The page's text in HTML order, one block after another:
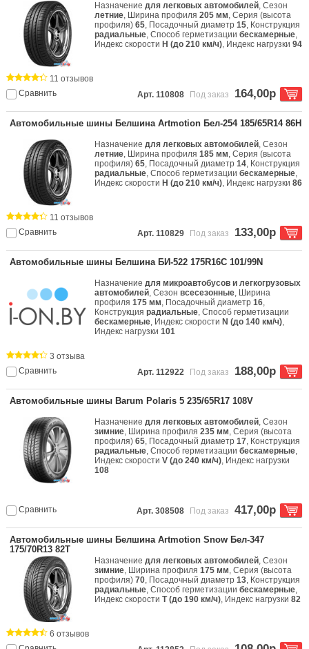
Назначениедля легковых автомобилей, Сезон
летние, Ширина профиля205 мм, Серия (высота
профиля)65, Посадочный диаметр15, Конструкция
радиальные, Способ герметизациибескамерные,
Индекс скорости H (до 210 км/ч), Индекс нагрузки94
Сравнить
11 отзывов
Арт. 110808
Под заказ 164,00р
Автомобильные шины Белшина Artmotion Бел-254 185/65R14 86H
Назначениедля легковых автомобилей, Сезон
летние, Ширина профиля185 мм, Серия (высота
профиля)65, Посадочный диаметр14, Конструкция
радиальные, Способ герметизациибескамерные,
Индекс скорости H (до 210 км/ч), Индекс нагрузки86
Сравнить
11 отзывов
Арт. 110829
Под заказ 133,00р
Автомобильные шины Белшина БИ-522 175R16C 101/99N
Назначениедля микроавтобусов и легкогрузовых
автомобилей, Сезонвсесезонные, Ширина
профиля175 мм, Посадочный диаметр16,
Конструкциярадиальные, Способ герметизации
бескамерные, Индекс скорости N (до 140 км/ч),
Индекс нагрузки101
Сравнить
3 отзыва
Арт. 112922
Под заказ 188,00р
Автомобильные шины Barum Polaris 5 235/65R17 108V
Назначениедля легковых автомобилей, Сезон
зимние, Ширина профиля235 мм, Серия (высота
профиля)65, Посадочный диаметр17, Конструкция
радиальные, Способ герметизациибескамерные,
Индекс скоростиV (до 240 км/ч), Индекс нагрузки
108
Сравнить Арт. 308508 Под заказ 417,00р
Автомобильные шины Белшина Artmotion Snow Бел-347
175/70R13 82T
Назначениедля легковых автомобилей, Сезон
зимние, Ширина профиля175 мм, Серия (высота
профиля)70, Посадочный диаметр13, Конструкция
радиальные, Способ герметизациибескамерные,
Индекс скоростиT (до 190 км/ч), Индекс нагрузки82
6 отзывов